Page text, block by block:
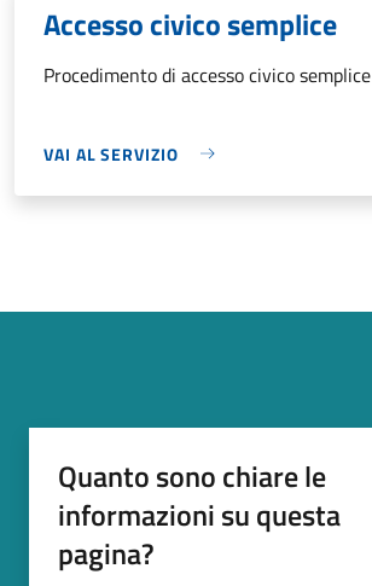
Accesso civico semplice
Procedimento di accesso civico semplice
VAI AL SERVIZIO
Quanto sono chiare le
informazioni su questa
pagina?